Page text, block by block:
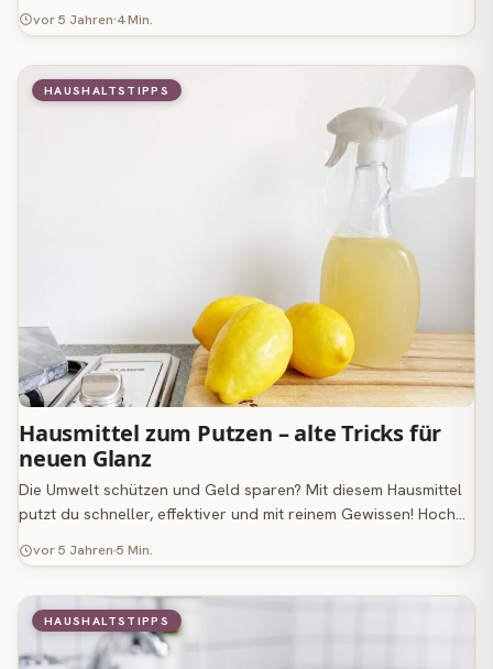
vor 5 Jahren 4 Min.
HAUSHALTSTIPPS
Hausmittel zum Putzen – alte Tricks für
neuen Glanz
Die Umwelt schützen und Geld sparen? Mit diesem Hausmittel
putzt du schneller, effektiver und mit reinem Gewissen! Hoch…
vor 5 Jahren 5 Min.
HAUSHALTSTIPPS